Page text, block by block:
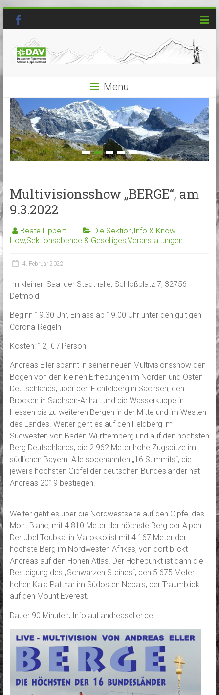
Menü
Multivisionsshow „BERGE“, am
9.3.2022
Beate Lippert Die Sektion,Info & Know-
How,Sektionsabende & Geselliges,Veranstaltungen
4. Februar 2022
Im kleinen Saal der Stadthalle, Schloßplatz 7, 32756
Detmold
Beginn 19.30 Uhr, Einlass ab 19.00 Uhr unter den gültigen
Corona-Regeln
Kosten: 12,-€ / Person
Andreas Eller spannt in seiner neuen Multivisionsshow den
Bogen von den kleinen Erhebungen im Norden und Osten
Deutschlands, über den Fichtelberg in Sachsen, den
Brocken in Sachsen-Anhalt und die Wasserkuppe in
Hessen bis zu weiteren Bergen in der Mitte und im Westen
des Landes. Weiter geht es auf den Feldberg im
Südwesten von Baden-Württemberg und auf den höchsten
Berg Deutschlands, die 2.962 Meter hohe Zugspitze im
südlichen Bayern. Alle sogenannten „16 Summits“, die
jeweils höchsten Gipfel der deutschen Bundesländer hat
Andreas 2019 bestiegen.
Weiter geht es über die Nordwestseite auf den Gipfel des
Mont Blanc, mit 4.810 Meter der höchste Berg der Alpen.
Der Jbel Toubkal in Marokko ist mit 4.167 Meter der
höchste Berg im Nordwesten Afrikas, von dort blickt
Andreas auf den Hohen Atlas. Der Höhepunkt ist dann die
Besteigung des „Schwarzen Steines“, den 5.675 Meter
hohen Kala Patthar im Südosten Nepals, der Traumblick
auf den Mount Everest.
Dauer 90 Minuten, Info auf andreaseller.de.